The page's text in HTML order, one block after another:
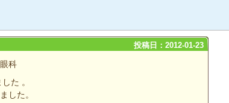
投稿日：2012-01-23
科
た 。
した。